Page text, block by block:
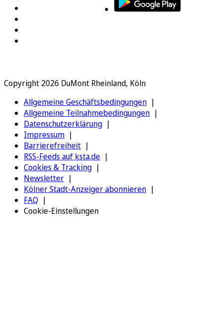
Copyright 2026 DuMont Rheinland, Köln
Allgemeine Geschäftsbedingungen
Allgemeine Teilnahmebedingungen
Datenschutzerklärung
Impressum
Barrierefreiheit
RSS-Feeds auf ksta.de
Cookies & Tracking
Newsletter
Kölner Stadt-Anzeiger abonnieren
FAQ
Cookie-Einstellungen